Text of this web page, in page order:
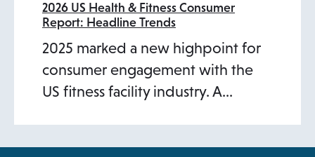
a
b
2026 US Health & Fitness Consumer
Report: Headline Trends
2025 marked a new highpoint for
consumer engagement with the
US fitness facility industry. A…